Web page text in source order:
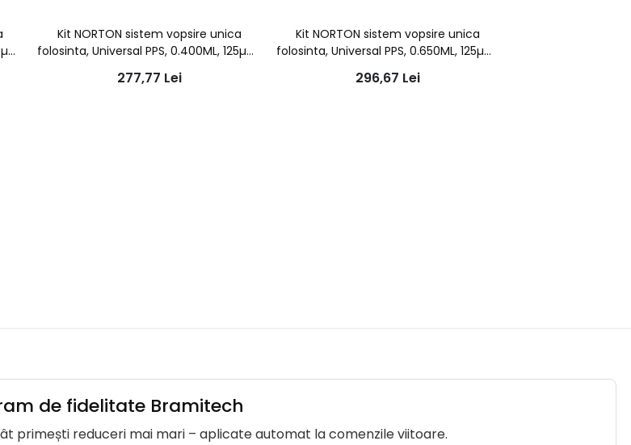
Kit NORTON sistem vopsire unica
folosinta, Universal PPS, 0.400ML, 125µm,
277,77 Lei
Kit NORTON sistem vopsire unica
folosinta, Universal PPS, 0.650ML, 125µm,
296,67 Lei
de fidelitate Bramitech
primești reduceri mai mari – aplicate automat la comenzile viitoare.